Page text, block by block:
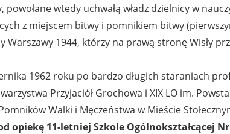
powołane wtedy uchwałą władz dzielnicy w
z miejscem bitwy i pomnikiem bitwy
Warszawy 1944, którzy na prawą stronę Wisły
1962 roku po bardzo długich staraniach
Przyjaciół Grochowa i XIX LO im.
Walki i Męczeństwa w Mieście
opiekę 11-letniej Szkole Ogólnokształcącej